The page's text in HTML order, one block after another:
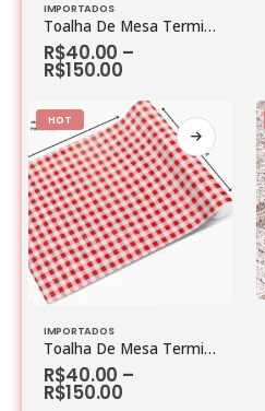
IMPORTADOS
Toalha De Mesa Termica Chessmate Preta 1,4M larg
R$40.00 –
R$150.00
HOT
IMPORTADOS
Toalha De Mesa Termica Chessmate Vermelha 1,40m largura
R$40.00 –
R$150.00